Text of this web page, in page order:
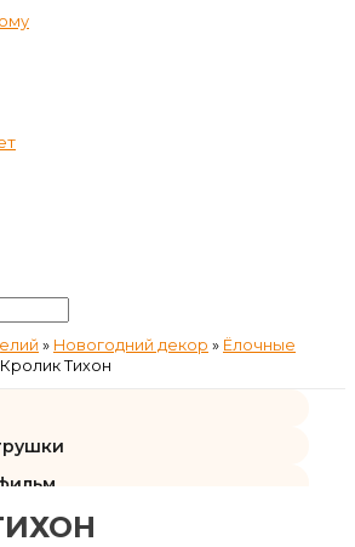
» Новогодний декор » Ёлочные
Кролик Тихон